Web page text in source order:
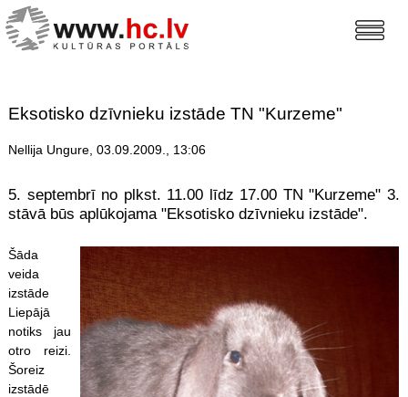
Eksotisko dzīvnieku izstāde TN "Kurzeme"
Nellija Ungure, 03.09.2009., 13:06
5. septembrī no plkst. 11.00 līdz 17.00 TN "Kurzeme" 3.
stāvā būs aplūkojama "Eksotisko dzīvnieku izstāde".
Šāda
veida
izstāde
Liepājā
notiks jau
otro reizi.
Šoreiz
izstādē